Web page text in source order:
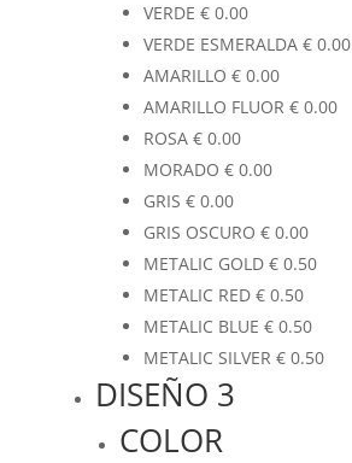
VERDE €0.00
VERDE ESMERALDA €0.00
AMARILLO €0.00
AMARILLO FLUOR €0.00
ROSA €0.00
MORADO €0.00
GRIS €0.00
GRIS OSCURO €0.00
METALIC GOLD €0.50
METALIC RED €0.50
METALIC BLUE €0.50
METALIC SILVER €0.50
DISEÑO 3
COLOR